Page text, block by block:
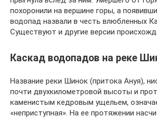
похоронили на вершине горы, а
водопад назвали в честь влюбленных
Существуют и другие версии
Каскад водопадов на реке
Название реки Шинок (притока Ануя),
почти двухкилометровой высоты и
каменистым кедровым ущельем,
«неприступная». На ее протяжении